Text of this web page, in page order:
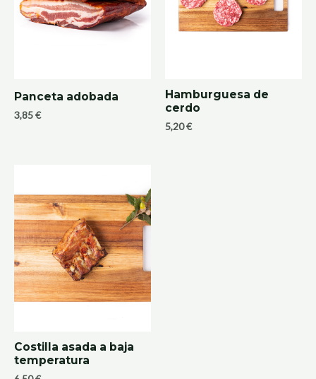
Panceta adobada
3,85€
Hamburguesa de
cerdo
5,20€
Costilla asada a baja
temperatura